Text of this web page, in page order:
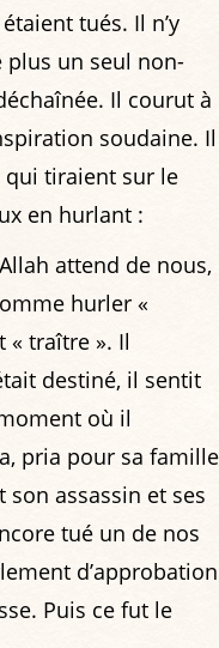
tués. Il n’y
plus un seul non-
Il courut à
soudaine. Il
qui tiraient sur le
en hurlant :
attend de nous,
hurler «
« traître ». Il
destiné, il sentit
où il
pria pour sa famille
assassin et ses
tué un de nos
d’approbation
Puis ce fut le